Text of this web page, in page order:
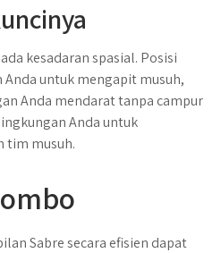
kesadaran spasial. Posisi
untuk mengapit musuh,
Anda mendarat tanpa campur
Anda untuk
tim musuh.
Sabre secara efisien dapat